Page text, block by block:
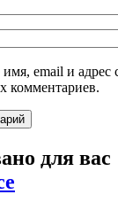
email и адрес
комментариев.
для вас